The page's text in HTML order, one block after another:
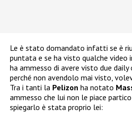
Le è stato domandato infatti se è
puntata e se ha visto qualche video
ha ammesso di avere visto due
perché non avendolo mai visto,
Tra i tanti la Pelizon ha notato
ammesso che lui non le piace
spiegarlo è stata proprio lei: